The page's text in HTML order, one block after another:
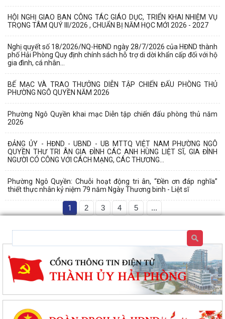
HỘI NGHỊ GIAO BAN CÔNG TÁC GIÁO DỤC, TRIỂN KHAI NHIỆM VỤ
TRỌNG TÂM QUÝ III/2026 , CHUẨN BỊ NĂM HỌC MỚI 2026 - 2027
Nghị quyết số 18/2026/NQ-HĐND ngày 28/7/2026 của HĐND thành
phố Hải Phòng Quy định chính sách hỗ trợ di dời khẩn cấp đối với hộ
gia đình, cá nhân...
BẾ MẠC VÀ TRAO THƯỞNG DIỄN TẬP CHIẾN ĐẤU PHÒNG THỦ
PHƯỜNG NGÔ QUYỀN NĂM 2026
Phường Ngô Quyền khai mạc Diễn tập chiến đấu phòng thủ năm
2026
ĐẢNG ỦY - HĐND - UBND - UB MTTQ VIỆT NAM PHƯỜNG NGÔ
QUYỀN THƯ TRI ÂN GIA ĐÌNH CÁC ANH HÙNG LIỆT SĨ, GIA ĐÌNH
NGƯỜI CÓ CÔNG VỚI CÁCH MẠNG, CÁC THƯƠNG...
Phường Ngô Quyền: Chuỗi hoạt động tri ân, “Đền ơn đáp nghĩa”
thiết thực nhân kỷ niệm 79 năm Ngày Thương binh - Liệt sĩ
1 2 3 4 5 ...